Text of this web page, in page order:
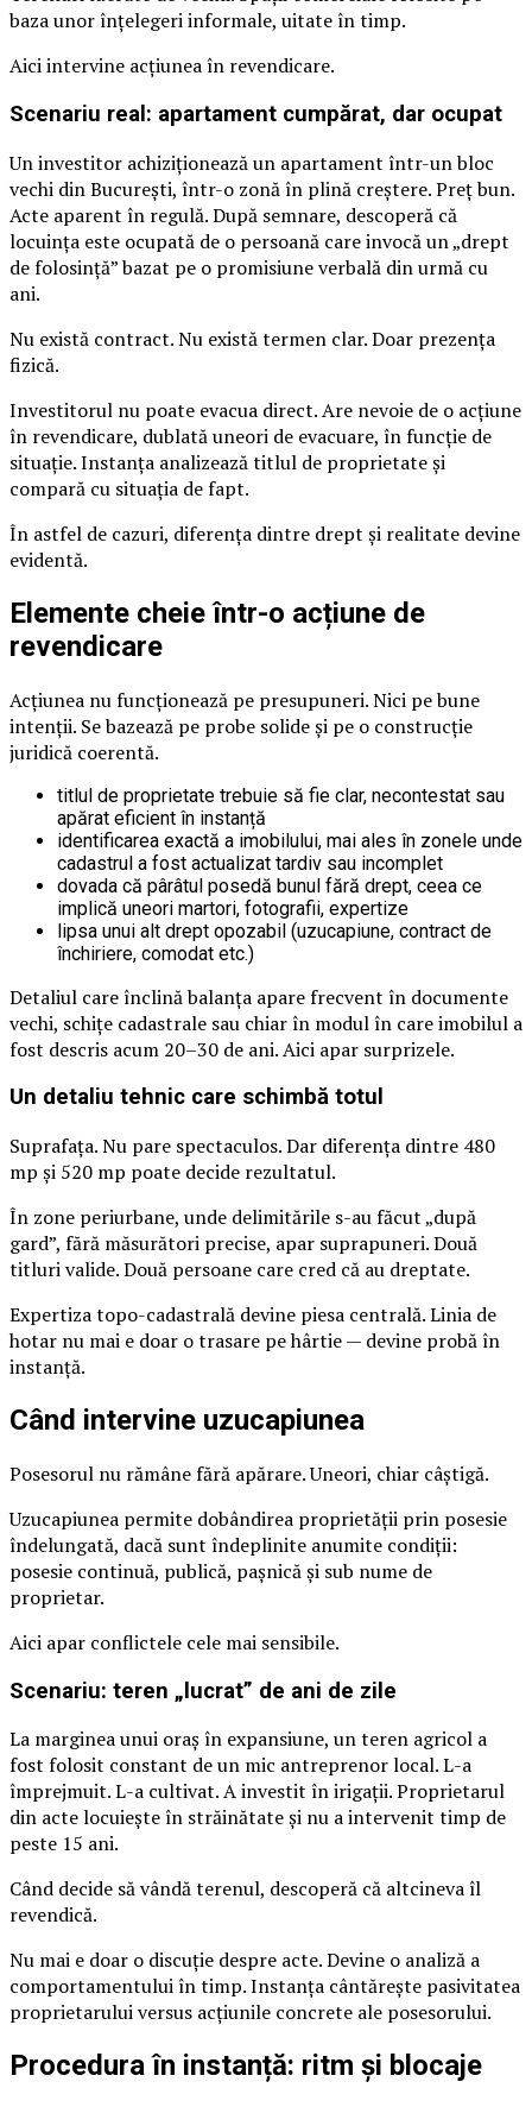
baza unor înțelegeri informale, uitate în timp.
Aici intervine acțiunea în revendicare.
Scenariu real: apartament cumpărat, dar ocupat
Un investitor achiziționează un apartament într-un bloc
vechi din București, într-o zonă în plină creștere. Preț bun.
Acte aparent în regulă. După semnare, descoperă că
locuința este ocupată de o persoană care invocă un „drept
de folosință” bazat pe o promisiune verbală din urmă cu
ani.
Nu există contract. Nu există termen clar. Doar prezența
fizică.
Investitorul nu poate evacua direct. Are nevoie de o acțiune
în revendicare, dublată uneori de evacuare, în funcție de
situație. Instanța analizează titlul de proprietate și
compară cu situația de fapt.
În astfel de cazuri, diferența dintre drept și realitate devine
evidentă.
Elemente cheie într-o acțiune de
revendicare
Acțiunea nu funcționează pe presupuneri. Nici pe bune
intenții. Se bazează pe probe solide și pe o construcție
juridică coerentă.
titlul de proprietate trebuie să fie clar, necontestat sau
apărat eficient în instanță
identificarea exactă a imobilului, mai ales în zonele unde
cadastrul a fost actualizat tardiv sau incomplet
dovada că pârâtul posedă bunul fără drept, ceea ce
implică uneori martori, fotografii, expertize
lipsa unui alt drept opozabil (uzucapiune, contract de
închiriere, comodat etc.)
Detaliul care înclină balanța apare frecvent în documente
vechi, schițe cadastrale sau chiar în modul în care imobilul a
fost descris acum 20–30 de ani. Aici apar surprizele.
Un detaliu tehnic care schimbă totul
Suprafața. Nu pare spectaculos. Dar diferența dintre 480
mp și 520 mp poate decide rezultatul.
În zone periurbane, unde delimitările s-au făcut „după
gard”, fără măsurători precise, apar suprapuneri. Două
titluri valide. Două persoane care cred că au dreptate.
Expertiza topo-cadastrală devine piesa centrală. Linia de
hotar nu mai e doar o trasare pe hârtie — devine probă în
instanță.
Când intervine uzucapiunea
Posesorul nu rămâne fără apărare. Uneori, chiar câștigă.
Uzucapiunea permite dobândirea proprietății prin posesie
îndelungată, dacă sunt îndeplinite anumite condiții:
posesie continuă, publică, pașnică și sub nume de
proprietar.
Aici apar conflictele cele mai sensibile.
Scenariu: teren „lucrat” de ani de zile
La marginea unui oraș în expansiune, un teren agricol a
fost folosit constant de un mic antreprenor local. L-a
împrejmuit. L-a cultivat. A investit în irigații. Proprietarul
din acte locuiește în străinătate și nu a intervenit timp de
peste 15 ani.
Când decide să vândă terenul, descoperă că altcineva îl
revendică.
Nu mai e doar o discuție despre acte. Devine o analiză a
comportamentului în timp. Instanța cântărește pasivitatea
proprietarului versus acțiunile concrete ale posesorului.
Procedura în instanță: ritm și blocaje